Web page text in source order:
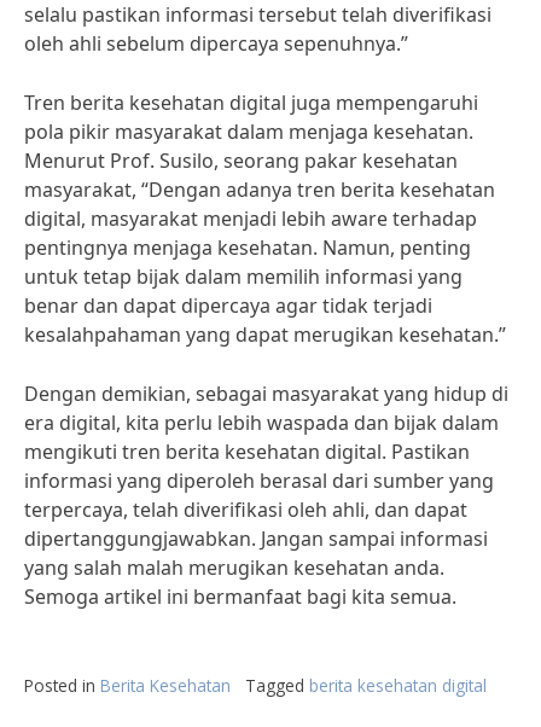
selalu pastikan informasi tersebut telah diverifikasi
oleh ahli sebelum dipercaya sepenuhnya.”
Tren berita kesehatan digital juga mempengaruhi
pola pikir masyarakat dalam menjaga kesehatan.
Menurut Prof. Susilo, seorang pakar kesehatan
masyarakat, “Dengan adanya tren berita kesehatan
digital, masyarakat menjadi lebih aware terhadap
pentingnya menjaga kesehatan. Namun, penting
untuk tetap bijak dalam memilih informasi yang
benar dan dapat dipercaya agar tidak terjadi
kesalahpahaman yang dapat merugikan kesehatan.”
Dengan demikian, sebagai masyarakat yang hidup di
era digital, kita perlu lebih waspada dan bijak dalam
mengikuti tren berita kesehatan digital. Pastikan
informasi yang diperoleh berasal dari sumber yang
terpercaya, telah diverifikasi oleh ahli, dan dapat
dipertanggungjawabkan. Jangan sampai informasi
yang salah malah merugikan kesehatan anda.
Semoga artikel ini bermanfaat bagi kita semua.
Posted in Berita Kesehatan Tagged berita kesehatan digital